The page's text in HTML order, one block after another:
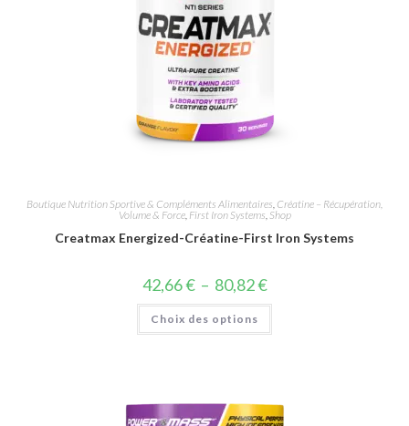
Boutique Nutrition Sportive & Compléments Alimentaires, Créatine – Récupération,
Volume & Force, First Iron Systems, Shop
Creatmax Energized-Créatine-First Iron Systems
42,66€ – 80,82€
Choix des options